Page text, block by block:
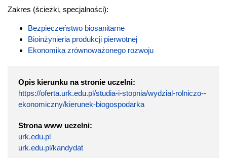
Zakres (ścieżki, specjalności):
Bezpieczeństwo biosanitarne
Bioinżynieria produkcji pierwotnej
Ekonomika zrównoważonego rozwoju
Opis kierunku na stronie uczelni:
https://oferta.urk.edu.pl/studia-i-stopnia/wydzial-rolniczo--
ekonomiczny/kierunek-biogospodarka
Strona www uczelni:
urk.edu.pl
urk.edu.pl/kandydat